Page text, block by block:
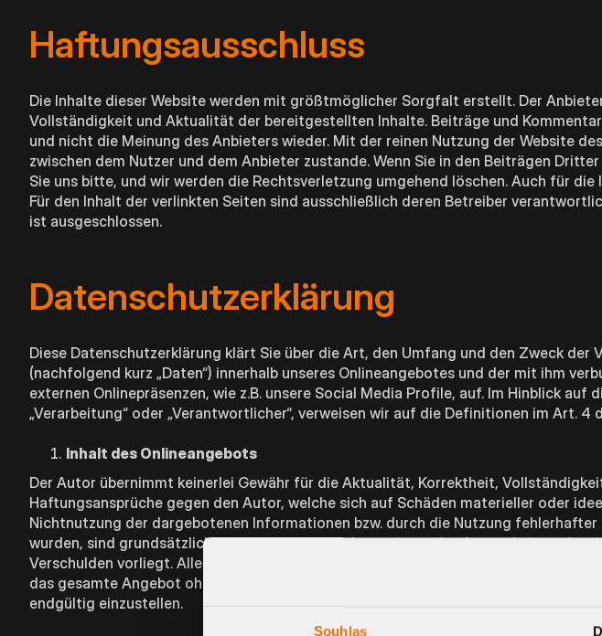
Souhlas
Haftungsausschluss
Die Inhalte dieser Website werden mit größtmöglicher Sorgfalt erstellt. Der
Vollständigkeit und Aktualität der bereitgestellten Inhalte. Beiträge und
und nicht die Meinung des Anbieters wieder. Mit der reinen Nutzung der Website
zwischen dem Nutzer und dem Anbieter zustande. Wenn Sie in den Beiträgen
Sie uns bitte, und wir werden die Rechtsverletzung umgehend löschen. Auch für
Für den Inhalt der verlinkten Seiten sind ausschließlich deren Betreiber
ist ausgeschlossen.
Datenschutzerklärung
Diese Datenschutzerklärung klärt Sie über die Art, den Umfang und den Zweck der
(nachfolgend kurz „Daten“) innerhalb unseres Onlineangebotes und der mit ihm
externen Onlinepräsenzen, wie z.B. unsere Social Media Profile, auf. Im Hinblick auf
„Verarbeitung“ oder „Verantwortlicher“, verweisen wir auf die Definitionen im Art. 4
Inhalt des Onlineangebots
Der Autor übernimmt keinerlei Gewähr für die Aktualität, Korrektheit,
Haftungsansprüche gegen den Autor, welche sich auf Schäden materieller oder
Nichtnutzung der dargebotenen Informationen bzw. durch die Nutzung
wurden, sind grundsätzlich ausgeschlossen, sofern seitens des Autors kein
Verschulden vorliegt. Alle Angebote sind freibleibend und unverbindlich. Der Autor
das gesamte Angebot ohne gesonderte Ankündigung zu verändern, zu ergänzen,
endgültig einzustellen.